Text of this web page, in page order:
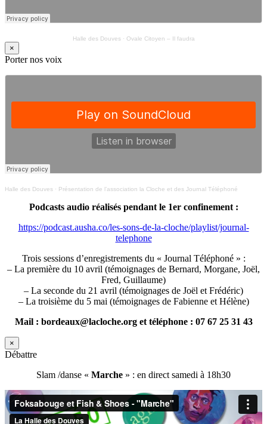
Halle des Douves· Ovale Citoyen – Il faudra
×
Porter nos voix
Halle des Douves · Présentation de l’association la Cloche et des Journal Téléphoné
Podcasts audio réalisés pendant le 1er confinement :
https://podcast.ausha.co/les-sons-de-la-cloche/playlist/journal-
telephone
Trois sessions d’enregistrements du « Journal Téléphoné » :
– La première du 10 avril (témoignages de Bernard, Morgane, Joël,
Fred, Guillaume)
– La seconde du 21 avril (témoignages de Joël et Frédéric)
– La troisième du 5 mai (témoignages de Fabienne et Hélène)
Mail : bordeaux@lacloche.org et téléphone : 07 67 25 31 43
×
Débattre
Slam /danse « Marche » : en direct samedi à 18h30